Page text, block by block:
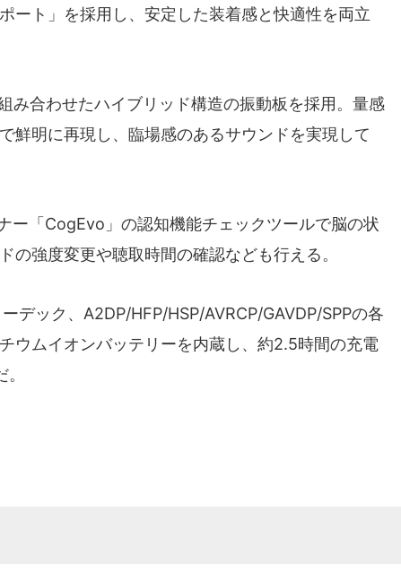
ート」を採用し、安定した装着感と快適性を両立
み合わせたハイブリッド構造の振動板を採用。量感
鮮明に再現し、臨場感のあるサウンドを実現して
ー「CogEvo」の認知機能チェックツールで脳の状
の強度変更や聴取時間の確認なども行える。
デック、A2DP/HFP/HSP/AVRCP/GAVDP/SPPの各
ウムイオンバッテリーを内蔵し、約2.5時間の充電